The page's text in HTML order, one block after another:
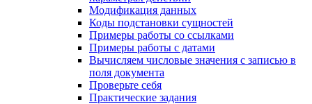
Модификация данных
Коды подстановки сущностей
Примеры работы со ссылками
Примеры работы с датами
Вычисляем числовые значения с записью в
поля документа
Проверьте себя
Практические задания